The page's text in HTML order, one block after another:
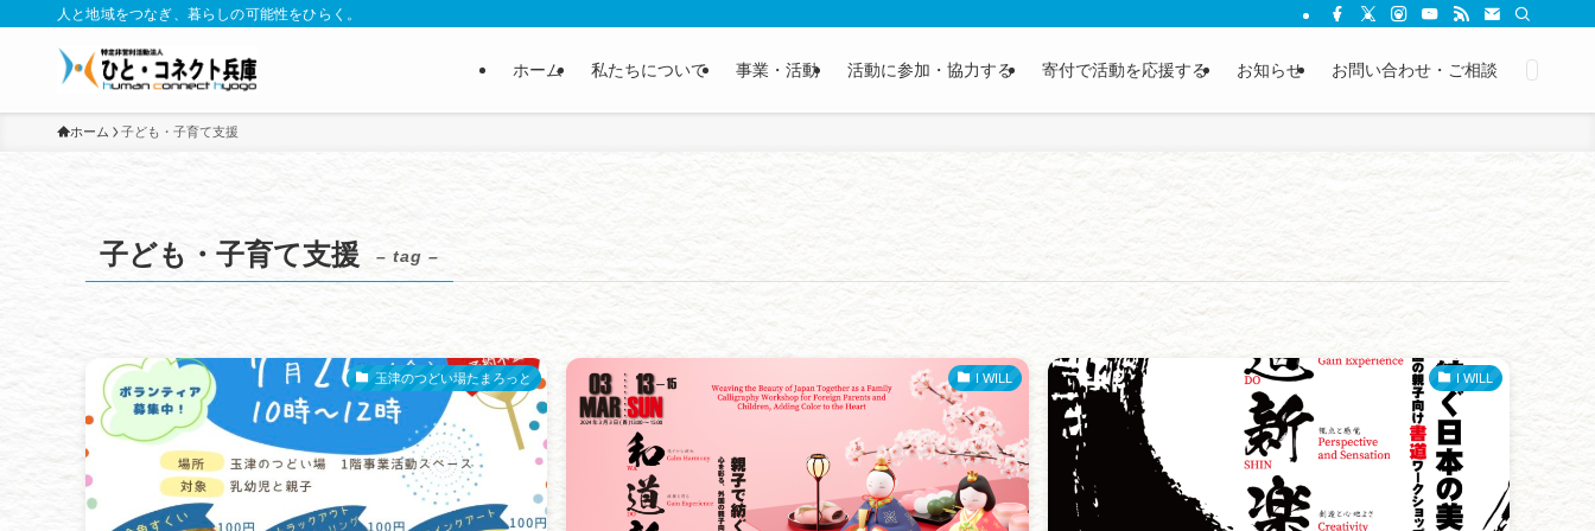
人と地域をつなぎ、暮らしの可能性をひらく。
ホーム 私たちについて 事業・活動 活動に参加・協力する 寄付で活動を応援する お知らせ お問い合わせ・ご相談
ホーム 子ども・子育て支援
子ども・子育て支援 – tag –
玉津のつどい場たまろっと I WILL I WILL